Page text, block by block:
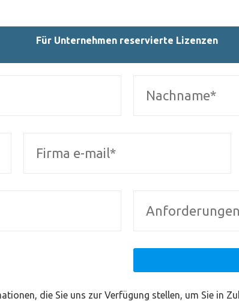
Für Unternehmen reservierte Lizenzen
die Sie uns zur Verfügung stellen, um Sie in